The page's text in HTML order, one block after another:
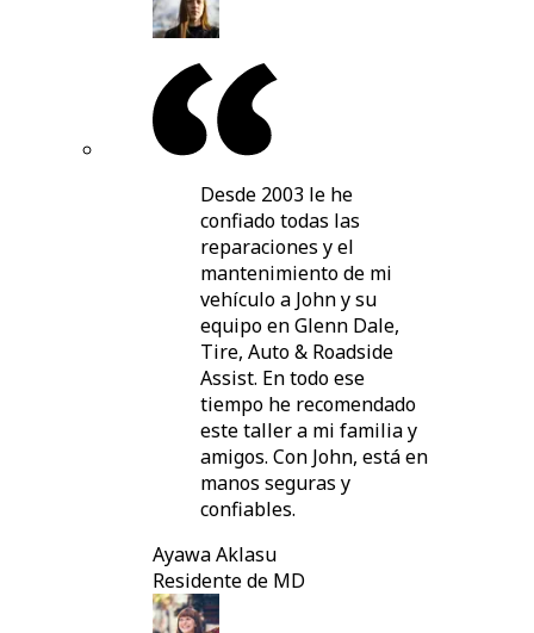
Desde 2003 le he
confiado todas las
reparaciones y el
mantenimiento de mi
vehículo a John y su
equipo en Glenn Dale,
Tire, Auto & Roadside
Assist. En todo ese
tiempo he recomendado
este taller a mi familia y
amigos. Con John, está en
manos seguras y
confiables.
Ayawa Aklasu
Residente de MD